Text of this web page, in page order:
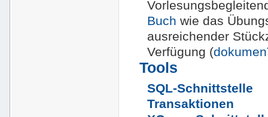
Buch wie das
ausreichender
Verfügung (
Tools
SQL-Schnittstelle
Transaktionen